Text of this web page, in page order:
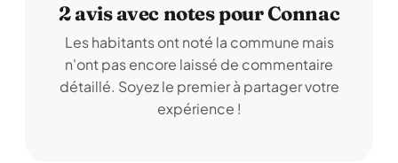
2 avis avec notes pour Connac
Les habitants ont noté la commune mais
n'ont pas encore laissé de commentaire
détaillé. Soyez le premier à partager votre
expérience !